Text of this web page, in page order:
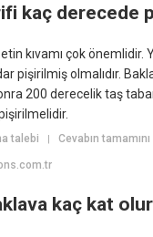
kaç derecede
kıvamı çok önemlidir.
pişirilmiş olmalıdır.
200 derecelik taş
talebi |Cevabın
kaç kat